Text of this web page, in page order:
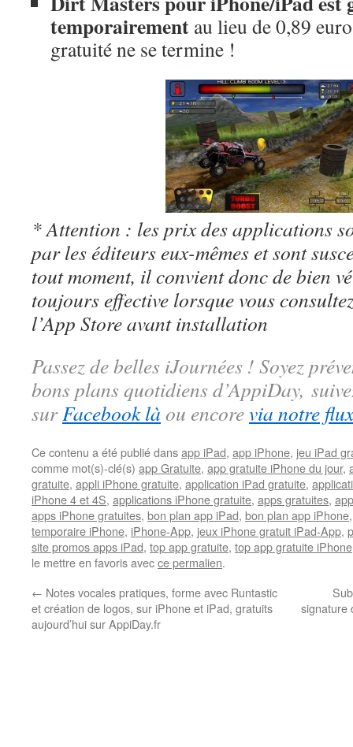
temporairement au lieu de 0,89
gratuité ne se termine !
* Attention : les prix des applications
par les éditeurs eux-mêmes et sont
tout moment, il convient donc de bien
toujours effective lorsque vous
l’App Store avant installation
Passez de belles iJournées ! Soyez
bons plans quotidiens d’AppiDay,
surFacebook là ou encorevia notre
Ce contenu a été publié dansapp iPad, app iPhone, jeu iPad
comme mot(s)-clé(s) app Gratuite, app gratuite iPhone du jour,
gratuite, appli iPhone gratuite, application iPad gratuite,
iPhone 4 et 4S, applications iPhone gratuite, apps gratuites,
apps iPhone gratuites, bon plan app iPad, bon plan app iPhone
temporaire iPhone, iPhone-App, jeux iPhone gratuit iPad-App,
site promos apps iPad, top app gratuite, top app gratuite iPhone
le mettre en favoris avecce permalien.
← Notes vocales pratiques, forme avec Runtastic
et création de logos, sur iPhone et iPad, gratuits
aujourd’hui sur AppiDay.fr
signature